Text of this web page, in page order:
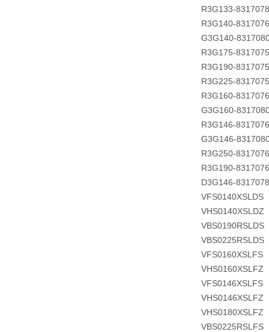
R3G133-
R3G140-
G3G140-
R3G175-
R3G190-
R3G225-
R3G160-
G3G160-
R3G146-
G3G146-
R3G250-
R3G190-
D3G146-
VFS0140XSLDS
VHS0140XSLDZ
VBS0190RSLDS
VBS0225RSLDS
VFS0160XSLFS
VHS0160XSLFZ
VFS0146XSLFS
VHS0146XSLFZ
VHS0180XSLFZ
VBS0225RSLFS